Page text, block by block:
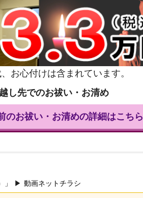
お心付けは含まれています。
し先でのお祓い・お清め
のお祓い・お清めの詳細はこちら
動画ネットチラシ